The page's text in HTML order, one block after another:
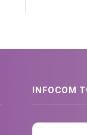
INFOCOM